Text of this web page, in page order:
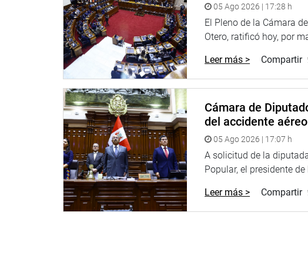
El congresista José Jerí (SP) conducirá la sesión
General de la República, que preside.
En la reunión, que será en el auditorio de la Universidad
gobernador regional, Luis Neyra León, quien sustentará el
2024.
En Madre de Dios, el congresista Eduardo Salhuana,
viceministra de Desarrollo Agrario y Riego, y funcionarios
son los proyectos viables en beneficio de esa región.
Ejerciendo su labor de fiscalización, el congresista Edgar
avances en la construcción de la institución educativa
Domingo.
En tanto, el parlamentario Óscar Zea (BMCN),
05 Ago 2026 | 17:28 h
El Pleno de la Cámara
Otero, ratificó hoy, por
Leer más > Compartir
Cámara de
del accidente
05 Ago 2026 | 17:07 h
A solicitud de la
Popular, el presidente de
Leer más > Compartir